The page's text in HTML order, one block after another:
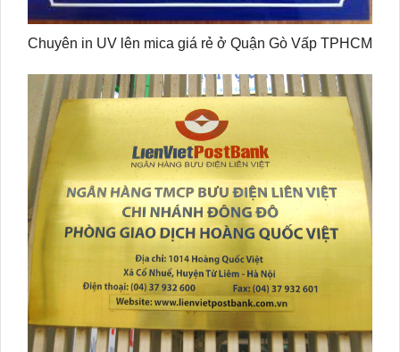
Chuyên in UV lên mica giá rẻ ở Quận Gò Vấp TPHCM